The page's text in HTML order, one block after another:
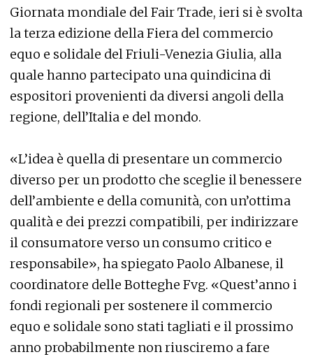
Giornata mondiale del Fair Trade, ieri si è svolta
la terza edizione della Fiera del commercio
equo e solidale del Friuli-Venezia Giulia, alla
quale hanno partecipato una quindicina di
espositori provenienti da diversi angoli della
regione, dell’Italia e del mondo.
«L’idea è quella di presentare un commercio
diverso per un prodotto che sceglie il benessere
dell’ambiente e della comunità, con un’ottima
qualità e dei prezzi compatibili, per indirizzare
il consumatore verso un consumo critico e
responsabile», ha spiegato Paolo Albanese, il
coordinatore delle Botteghe Fvg. «Quest’anno i
fondi regionali per sostenere il commercio
equo e solidale sono stati tagliati e il prossimo
anno probabilmente non riusciremo a fare